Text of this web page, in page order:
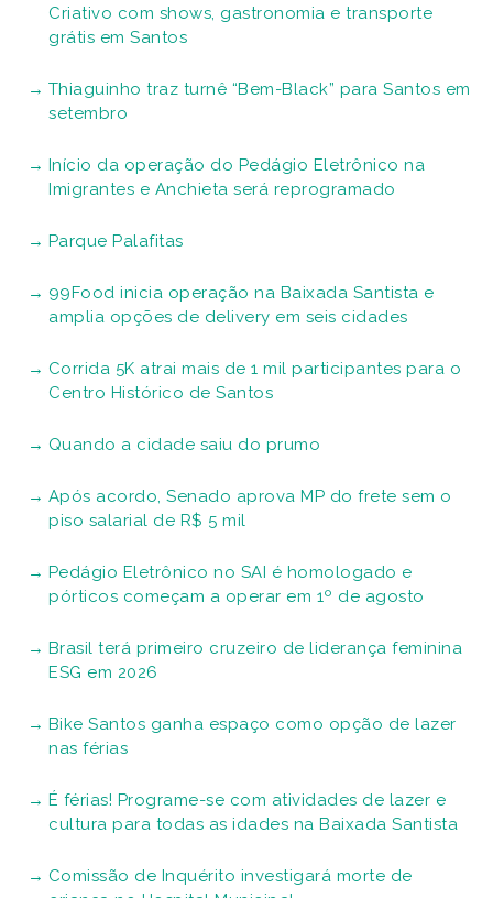
Criativo com shows, gastronomia e transporte
grátis em Santos
Thiaguinho traz turnê “Bem-Black” para Santos em
setembro
Início da operação do Pedágio Eletrônico na
Imigrantes e Anchieta será reprogramado
Parque Palafitas
99Food inicia operação na Baixada Santista e
amplia opções de delivery em seis cidades
Corrida 5K atrai mais de 1 mil participantes para o
Centro Histórico de Santos
Quando a cidade saiu do prumo
Após acordo, Senado aprova MP do frete sem o
piso salarial de R$ 5 mil
Pedágio Eletrônico no SAI é homologado e
pórticos começam a operar em 1º de agosto
Brasil terá primeiro cruzeiro de liderança feminina
ESG em 2026
Bike Santos ganha espaço como opção de lazer
nas férias
É férias! Programe-se com atividades de lazer e
cultura para todas as idades na Baixada Santista
Comissão de Inquérito investigará morte de